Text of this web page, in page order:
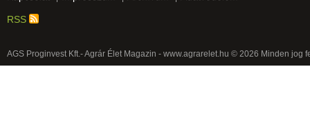
RSS
AGS Proginvest Kft.- Agrár Élet Magazin - www.agrarelet.hu © 2026 Minden jog